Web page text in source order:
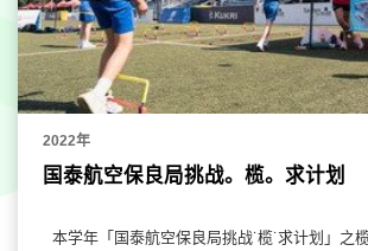
2022年
国泰航空保良局挑战。榄。求计划
本学年「国泰航空保良局挑战˙榄˙求计划」之